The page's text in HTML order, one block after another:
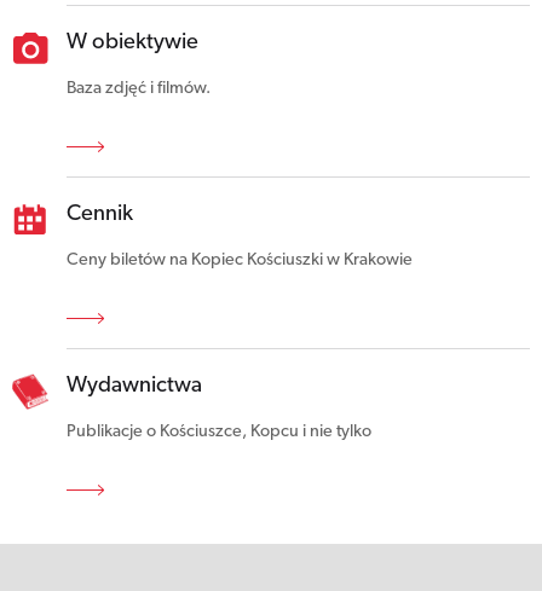
W obiektywie
Baza zdjęć i filmów.
Cennik
Ceny biletów na Kopiec Kościuszki w Krakowie
Wydawnictwa
Publikacje o Kościuszce, Kopcu i nie tylko